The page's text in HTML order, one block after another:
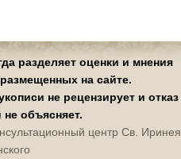
разделяет оценки и мнения
на сайте.
не рецензирует и отказ
объясняет.
центр Св. Иринея